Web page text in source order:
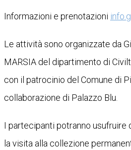
Informazioni e prenotazioni
Le attività sono organizzate da
MARSIA del dipartimento di
con il patrocinio del Comune di
collaborazione di Palazzo Blu.
I partecipanti potranno
la visita alla collezione